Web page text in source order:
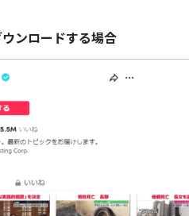
ンロードする場合